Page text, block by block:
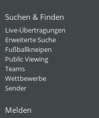
Suchen & Finden
Live-Übertragungen
Erweiterte Suche
Fußballkneipen
Public Viewing
Teams
Wettbewerbe
Sender
Melden